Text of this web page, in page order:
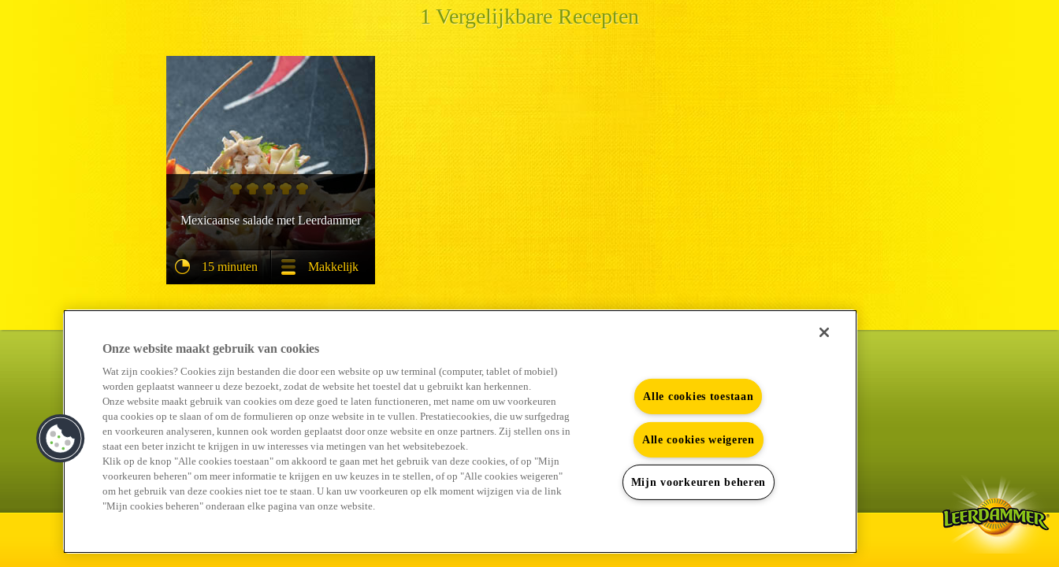
1 Vergelijkbare Recepten
Mexicaanse salade met Leerdammer
15 minuten Makkelijk
#GENIET ERVAN
Vind alle antwoorden in de FAQ
Onze website maakt gebruik van cookies
Wat zijn cookies? Cookies zijn bestanden die door een website op uw terminal (computer, tablet of mobiel)
worden geplaatst wanneer u deze bezoekt, zodat de website het toestel dat u gebruikt kan herkennen.
Onze website maakt gebruik van cookies om deze goed te laten functioneren, met name om uw voorkeuren
qua cookies op te slaan of om de formulieren op onze website in te vullen. Prestatiecookies, die uw surfgedrag
en voorkeuren analyseren, kunnen ook worden geplaatst door onze website en onze partners. Zij stellen ons in
staat een beter inzicht te krijgen in uw interesses via metingen van het websitebezoek.
Klik op de knop "Alle cookies toestaan" om akkoord te gaan met het gebruik van deze cookies, of op "Mijn
voorkeuren beheren" om meer informatie te krijgen en uw keuzes in te stellen, of op "Alle cookies weigeren"
om het gebruik van deze cookies niet toe te staan. U kan uw voorkeuren op elk moment wijzigen via de link
"Mijn cookies beheren" onderaan elke pagina van onze website.
Alle cookies toestaan
Alle cookies weigeren
Mijn voorkeuren beheren